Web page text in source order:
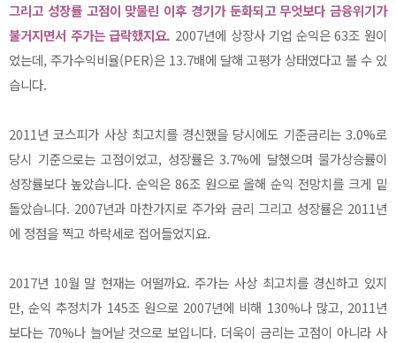
그리고 성장률 고점이 맞물린 이후 경기가 둔화되고 무엇보다 금융위기가
불거지면서 주가는 급락했지요. 2007년에 상장사 기업 순익은 63조 원이
었는데, 주가수익비율(PER)은 13.7배에 달해 고평가 상태였다고 볼 수 있
습니다.
2011년 코스피가 사상 최고치를 경신했을 당시에도 기준금리는 3.0%로
당시 기준으로는 고점이었고, 성장률은 3.7%에 달했으며 물가상승률이
성장률보다 높았습니다. 순익은 86조 원으로 올해 순익 전망치를 크게 밑
돌았습니다. 2007년과 마찬가지로 주가와 금리 그리고 성장률은 2011년
에 정점을 찍고 하락세로 접어들었지요.
2017년 10월 말 현재는 어떨까요. 주가는 사상 최고치를 경신하고 있지
만, 순익 추정치가 145조 원으로 2007년에 비해 130%나 많고, 2011년
보다는 70%나 늘어날 것으로 보입니다. 더욱이 금리는 고점이 아니라 사